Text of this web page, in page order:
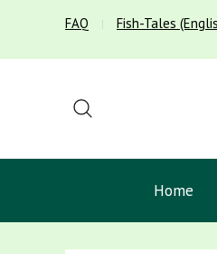
FAQ Fish-Tales
Home